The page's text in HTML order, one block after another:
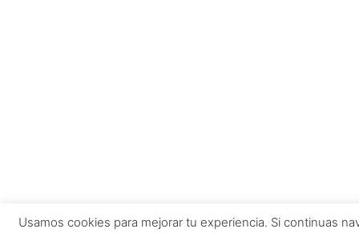
Usamos cookies para mejorar tu experiencia. Si continuas